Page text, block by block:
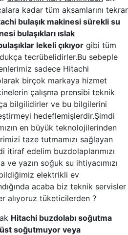
kadar tüm aksamlarını tekrar
bulaşık makinesi sürekli su
bulaşıkları ıslak
lekeli çıkıyor gibi tüm
tecrübelidirler.Bu sebeple
sadece Hitachi
birçok markaya hizmet
çalışma prensibi teknik
bilgilidirler ve bu bilgilerini
hedeflemişlerdir.Şimdi
en büyük teknolojilerinden
taze tutmamızı sağlayan
itiraf edelim buzdolaplarımızı
yazın soğuk su ihtiyacımızı
bildiğimiz elektrikli ev
acaba biz teknik servisler
alıyoruz tüketicilerden ?
Hitachi buzdolabı soğutma
soğutmuyor veya